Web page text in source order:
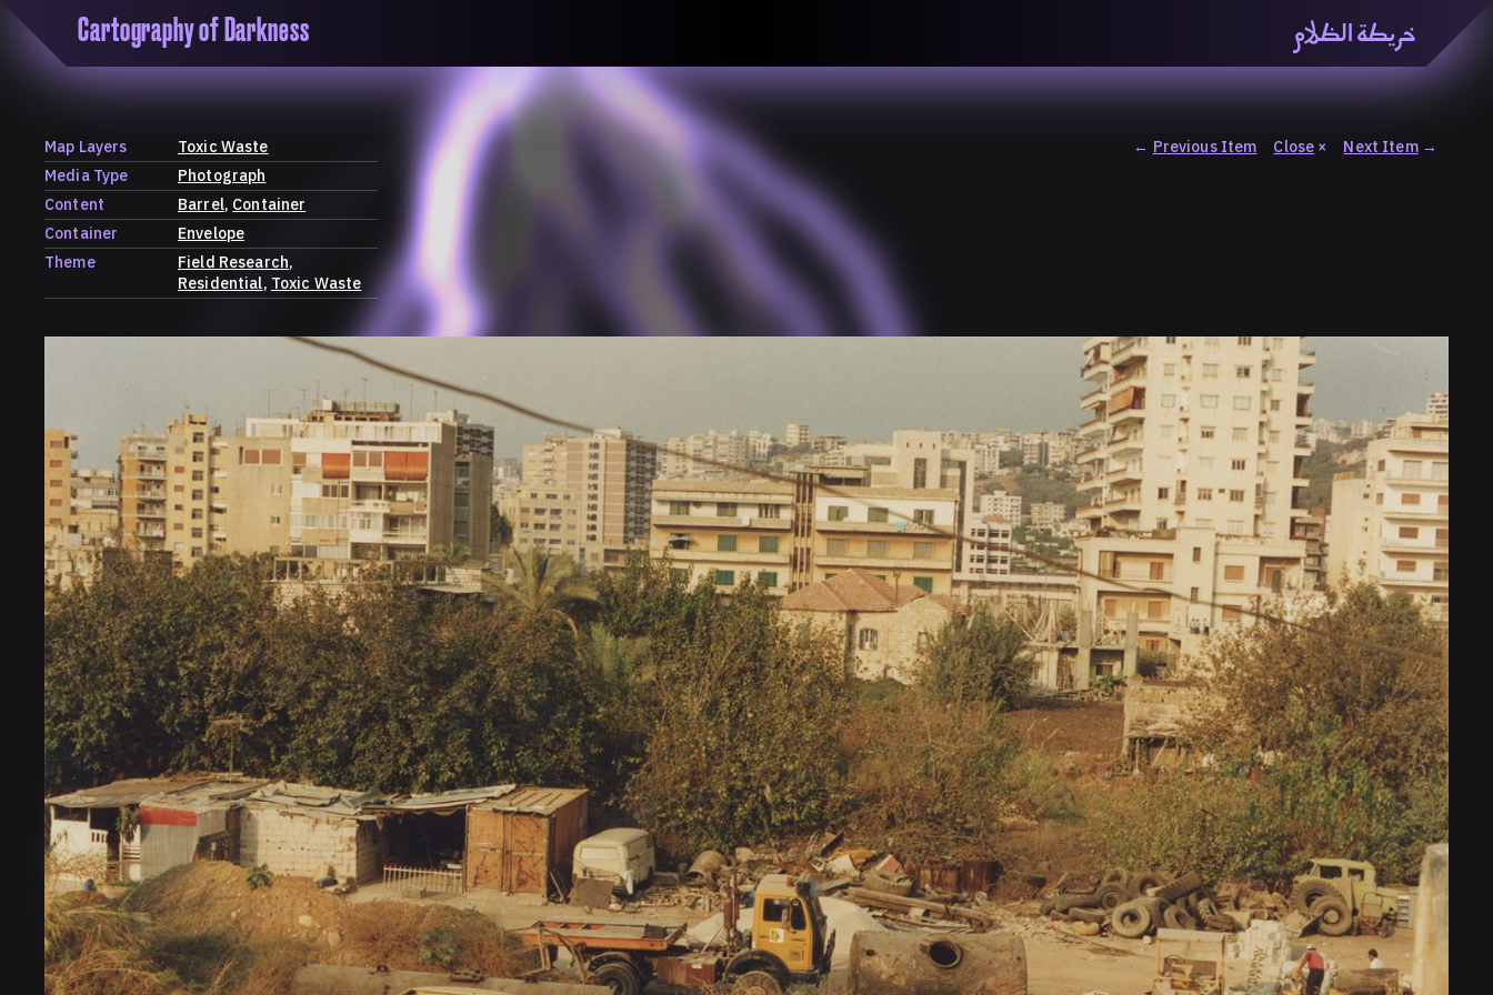
Cartography of Darkness خريطة الظلام
'Cartogrophy of Darkness' is a transclusive, collective
research platform dedicated to exploring universalisms and
the unity of knowledge in our highly obfuscated, crisis-
ridden age. The platform is comprised of a triad of spaces: a
map, a repository and a periodical.
About
ماهيتنا
Map
Periodical
الحاوية
المساهمين
Colophon
التختيم
«خريطة الظّلام» هي منصّة بحثيّة تشاركيّة تستقصي مفاهيم العالميّة
Map Layers
Toxic Waste
Media Type
Photograph
Content
Barrel Container
Container
Envelope
Theme
Field Research
Residential Toxic Waste
← Previous Item Close × Next Item→